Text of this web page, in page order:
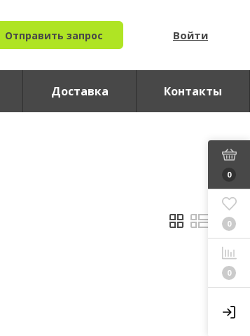
Отправить запрос Войти
Доставка Контакты
0
0
0